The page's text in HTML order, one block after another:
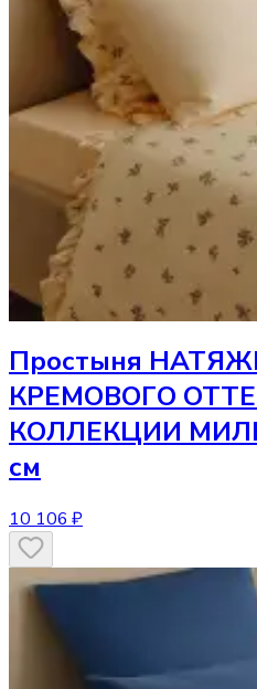
Простыня
КРЕМОВОГО
КОЛЛЕКЦИИ
см
10 106 ₽